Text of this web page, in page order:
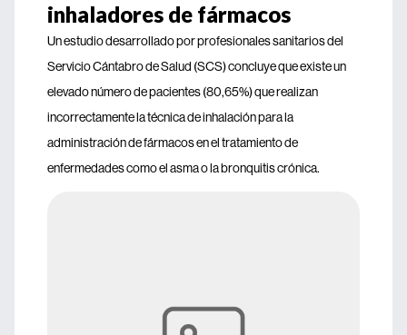
inhaladores de fármacos
Un estudio desarrollado por profesionales sanitarios del
Servicio Cántabro de Salud (SCS) concluye que existe un
elevado número de pacientes (80,65%) que realizan
incorrectamente la técnica de inhalación para la
administración de fármacos en el tratamiento de
enfermedades como el asma o la bronquitis crónica.